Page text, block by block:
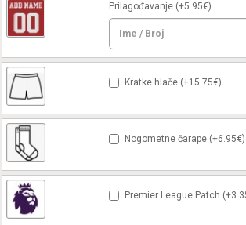
Prilagođavanje(+5.95€)
Kratke hlače (+15.75€)
Nogometne čarape (+6.95€)
Premier League Patch